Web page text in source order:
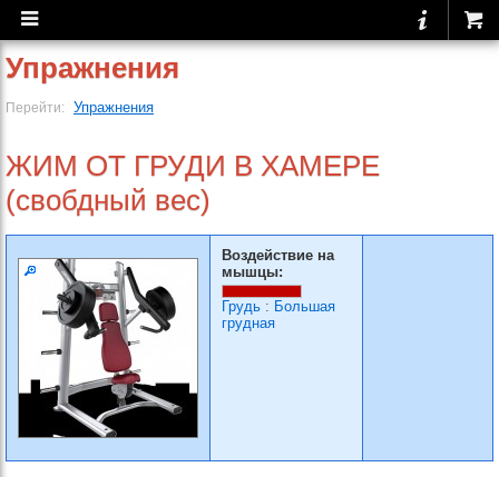
Упражнения
Перейти: Упражнения
ЖИМ ОТ ГРУДИ В ХАМЕРЕ
(свобдный вес)
Воздействие на
мышцы:
Грудь : Большая
грудная